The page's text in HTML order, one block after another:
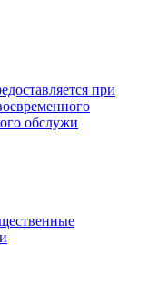
при
обслужи